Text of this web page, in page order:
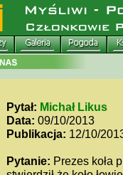
Pytał: Michał Likus
Data: 09/10/2013
Publikacja: 12/10/
Pytanie: Prezes koła